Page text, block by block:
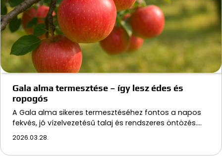
Gala alma termesztése – így lesz édes és
ropogós
A Gala alma sikeres termesztéséhez fontos a napos
fekvés, jó vízelvezetésű talaj és rendszeres öntözés.…
2026.03.28.